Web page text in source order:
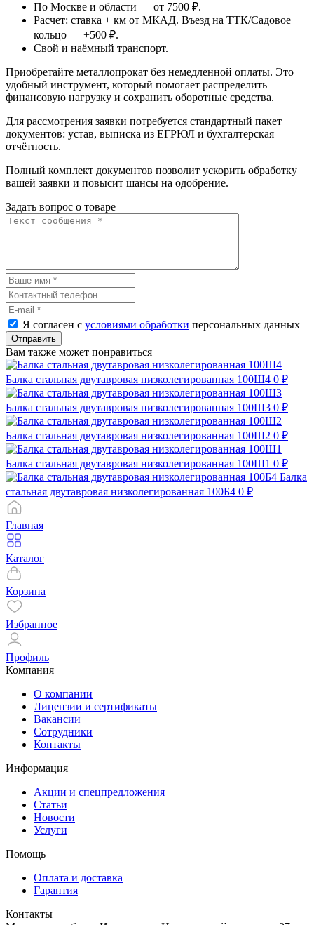
По Москве и области — от 7500 ₽.
Расчет: ставка + км от МКАД. Въезд на ТТК/Садовое
кольцо — +500 ₽.
Свой и наёмный транспорт.
Приобретайте металлопрокат без немедленной оплаты. Это
удобный инструмент, который помогает распределить
финансовую нагрузку и сохранить оборотные средства.
Для рассмотрения заявки потребуется стандартный пакет
документов: устав, выписка из ЕГРЮЛ и бухгалтерская
отчётность.
Полный комплект документов позволит ускорить обработку
вашей заявки и повысит шансы на одобрение.
Задать вопрос о товаре
Я согласен с условиями обработки персональных данных
Отправить
Вам также может понравиться
Балка стальная двутавровая низколегированная 100Ш4 0 ₽
Балка стальная двутавровая низколегированная 100Ш3 0 ₽
Балка стальная двутавровая низколегированная 100Ш2 0 ₽
Балка стальная двутавровая низколегированная 100Ш1 0 ₽
Балка
стальная двутавровая низколегированная 100Б4 0 ₽
Главная
Каталог
Корзина
Избранное
Профиль
Компания
О компании
Лицензии и сертификаты
Вакансии
Сотрудники
Контакты
Информация
Акции и спецпредложения
Статьи
Новости
Услуги
Помощь
Оплата и доставка
Гарантия
Контакты